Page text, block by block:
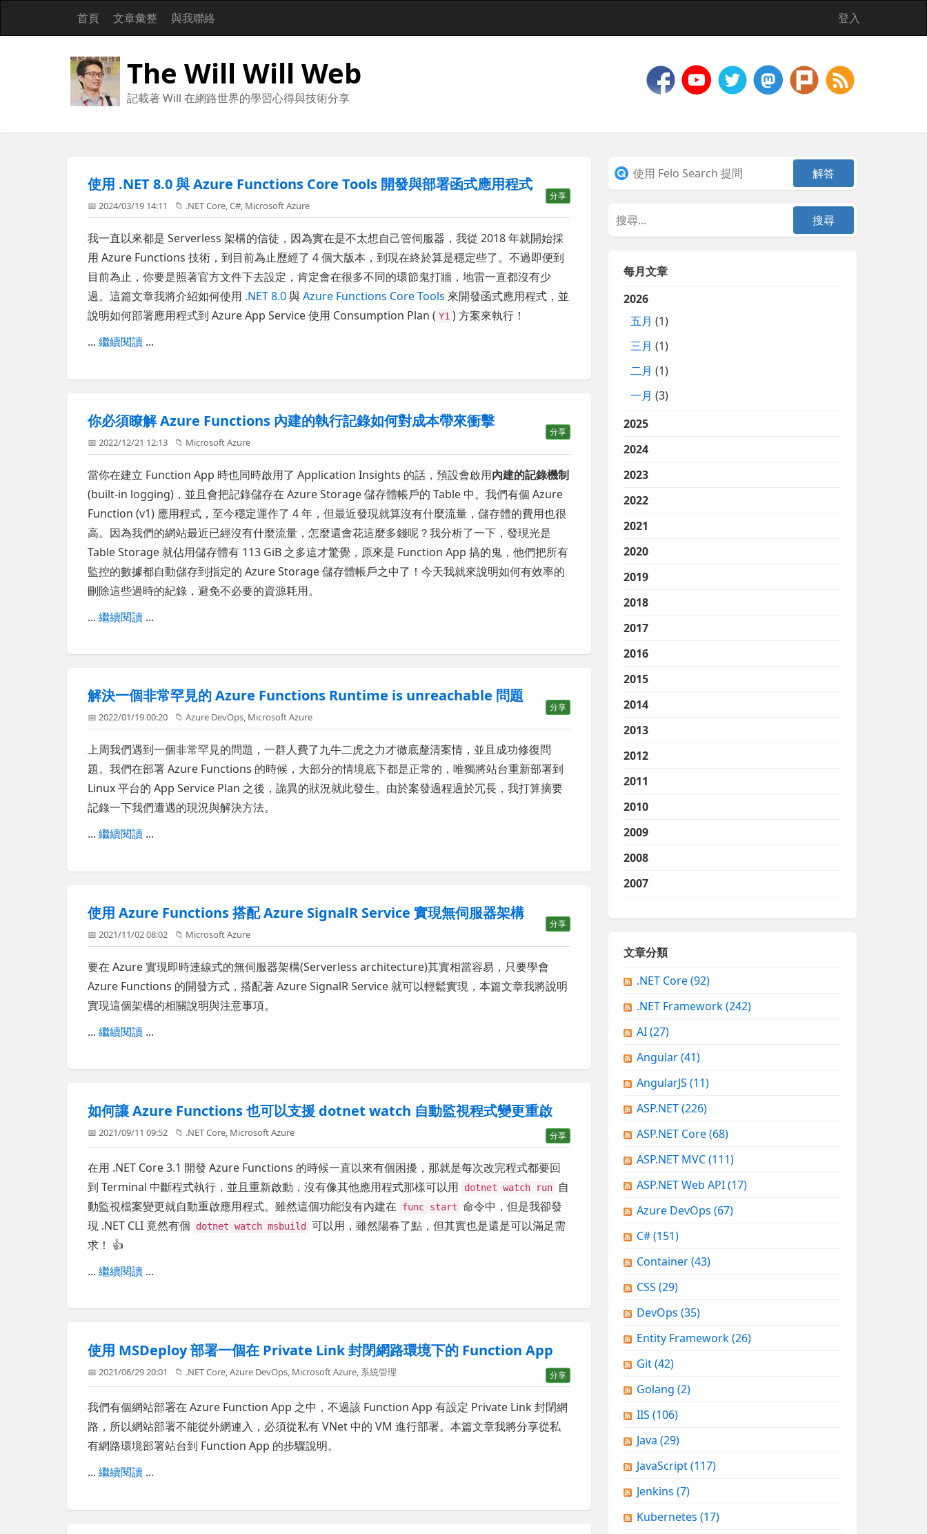
首頁 文章彙整 與我聯絡 登入
The Will Will Web
記載著 Will 在網路世界的學習心得與技術分享
使用 .NET 8.0 與 Azure Functions Core Tools 開發與部署函式應用程式
分享
📅 2024/03/19 14:11 📁 .NET Core,C#, Microsoft Azure
我一直以來都是 Serverless 架構的信徒，因為實在是不太想自己管伺服器，我從 2018 年就開始採
用 Azure Functions 技術，到目前為止歷經了 4 個大版本，到現在終於算是穩定些了。不過即便到
目前為止，你要是照著官方文件下去設定，肯定會在很多不同的環節鬼打牆，地雷一直都沒有少
過。這篇文章我將介紹如何使用 .NET 8.0與Azure Functions Core Tools 來開發函式應用程式，並
說明如何部署應用程式到 Azure App Service 使用 Consumption Plan ( Y1 ) 方案來執行！
...繼續閱讀 ...
你必須瞭解 Azure Functions 內建的執行記錄如何對成本帶來衝擊
分享
📅 2022/12/21 12:13 📁 Microsoft Azure
當你在建立 Function App 時也同時啟用了 Application Insights 的話，預設會啟用內建的記錄機制
(built-in logging)，並且會把記錄儲存在 Azure Storage 儲存體帳戶的 Table 中。我們有個 Azure
Function (v1) 應用程式，至今穩定運作了 4 年，但最近發現就算沒有什麼流量，儲存體的費用也很
高。因為我們的網站最近已經沒有什麼流量，怎麼還會花這麼多錢呢？我分析了一下，發現光是
Table Storage 就佔用儲存體有 113 GiB 之多這才驚覺，原來是 Function App 搞的鬼，他們把所有
監控的數據都自動儲存到指定的 Azure Storage 儲存體帳戶之中了！今天我就來說明如何有效率的
刪除這些過時的紀錄，避免不必要的資源耗用。
...繼續閱讀 ...
解決一個非常罕見的 Azure Functions Runtime is unreachable 問題
分享
📅 2022/01/19 00:20 📁Azure DevOps, Microsoft Azure
上周我們遇到一個非常罕見的問題，一群人費了九牛二虎之力才徹底釐清案情，並且成功修復問
題。我們在部署 Azure Functions 的時候，大部分的情境底下都是正常的，唯獨將站台重新部署到
Linux 平台的 App Service Plan 之後，詭異的狀況就此發生。由於案發過程過於冗長，我打算摘要
記錄一下我們遭遇的現況與解決方法。
...繼續閱讀 ...
使用 Azure Functions 搭配 Azure SignalR Service 實現無伺服器架構
分享
📅 2021/11/02 08:02 📁 Microsoft Azure
要在 Azure 實現即時連線式的無伺服器架構(Serverless architecture)其實相當容易，只要學會
Azure Functions 的開發方式，搭配著 Azure SignalR Service 就可以輕鬆實現，本篇文章我將說明
實現這個架構的相關說明與注意事項。
...繼續閱讀 ...
如何讓 Azure Functions 也可以支援 dotnet watch 自動監視程式變更重啟
分享
📅 2021/09/11 09:52 📁 .NET Core Microsoft Azure
在用 .NET Core 3.1 開發 Azure Functions 的時候一直以來有個困擾，那就是每次改完程式都要回
到 Terminal 中斷程式執行，並且重新啟動，沒有像其他應用程式那樣可以用
dotnet watch run
自
動監視檔案變更就自動重啟應用程式。雖然這個功能沒有內建在
func start 命令中，但是我卻發
現 .NET CLI 竟然有個
dotnet watch msbuild
可以用，雖然陽春了點，但其實也是還是可以滿足需
求！ 👍
...繼續閱讀 ...
使用 MSDeploy 部署一個在 Private Link 封閉網路環境下的 Function App
分享
📅 2021/06/29 20:01 📁 .NET Core,Azure DevOps, Microsoft Azure, 系統管理
我們有個網站部署在 Azure Function App 之中，不過該 Function App 有設定 Private Link 封閉網
路，所以網站部署不能從外網連入，必須從私有 VNet 中的 VM 進行部署。本篇文章我將分享從私
有網路環境部署站台到 Function App 的步驟說明。
...繼續閱讀 ...
每月文章
2026
五月 (1)
三月 (1)
二月 (1)
一月 (3)
2025
2024
2023
2022
2021
2020
2019
2018
2017
2016
2015
2014
2013
2012
2011
2010
2009
2008
2007
文章分類
.NET Core(92)
.NET Framework(242)
AI(27)
Angular(41)
AngularJS (11)
ASP.NET(226)
ASP.NET Core(68)
ASP.NET MVC(111)
ASP.NET Web API(17)
Azure DevOps (67)
C#(151)
Container(43)
CSS (29)
DevOps (35)
Entity Framework(26)
Git(42)
Golang (2)
IIS (106)
Java (29)
JavaScript(117)
Jenkins (7)
Kubernetes (17)